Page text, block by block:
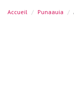
Accueil Punaauia